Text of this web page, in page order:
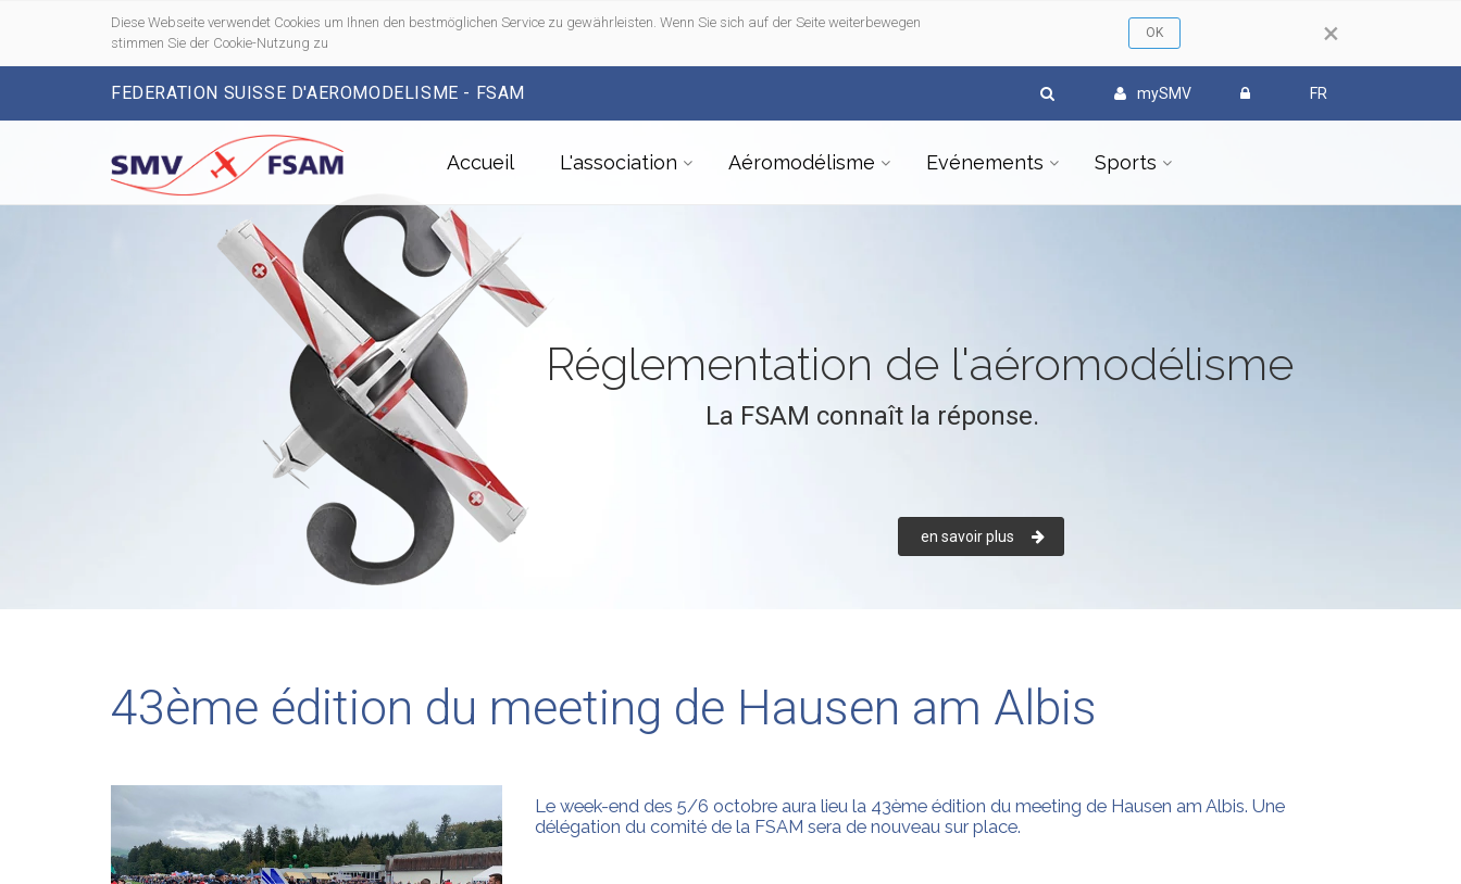
×
Diese Webseite verwendet Cookies um Ihnen den bestmöglichen Service zu gewährleisten. Wenn Sie sich auf der Seite weiterbewegen
stimmen Sie der Cookie-Nutzung zu
FEDERATION SUISSE D'AEROMODELISME - FSAM mySMV FR
Accueil L'association Aéromodélisme Evénements Sports
Réglementation de l'aéromodélisme
La FSAM connaît la réponse.
en savoir plus
43ème édition du meeting de Hausen am Albis
Le week-end des 5/6 octobre aura lieu la 43ème édition du meeting de Hausen am Albis. Une
délégation du comité de la FSAM sera de nouveau sur place.